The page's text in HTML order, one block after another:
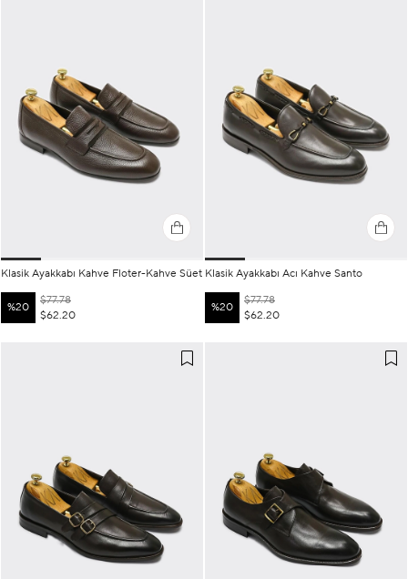
Klasik Ayakkabı Kahve Floter-Kahve Süet
%20
$62.20
$77.78
Klasik Ayakkabı Acı Kahve Santo
%20
$62.20
$77.78